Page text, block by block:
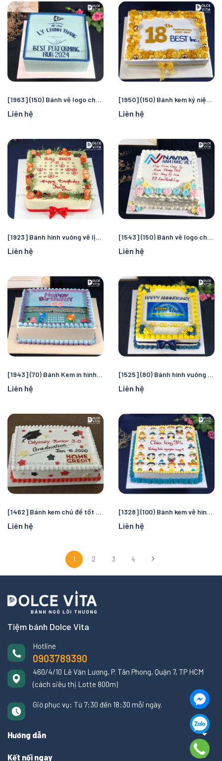
[1963] (150) Bánh vẽ logo cho kỷ niệm, sự kiện của doanh nghiệp
Liên hệ
[1950] (150) Bánh kem kỷ niệm thành lập Doanh nghiệp
Liên hệ
[1923] Bánh hình vuông vẽ lịch trang trí trái cây - phù hợp mọi dịp
Liên hệ
[1543] (150) Bánh vẽ logo cho kỷ niệm thành lập Doanh nghiệp
Liên hệ
[1943] (70) Bánh Kem in hình theo yêu cầu cho mọi dip
Liên hệ
[1525] (80) Bánh hình vuông in logo - Bánh sự kiện doanh nghiệp
Liên hệ
[1462] Bánh kem chủ đề tốt nghiệp - mũ cử nhân
Liên hệ
[1328] (100) Bánh kem vẽ hình tập thể dành cho nhiều dịp của trường lớp
Liên hệ
1 2 3 4
Tiệm bánh Dolce Vita
Hotline
0903789390
460/4/10 Lê Văn Lương, P. Tân Phong, Quận 7, TP HCM
(cách siêu thị Lotte 800m)
Giờ phục vụ: Từ 7:30 đến 18:30 mỗi ngày.
Hướng dẫn
Kết nối ngay